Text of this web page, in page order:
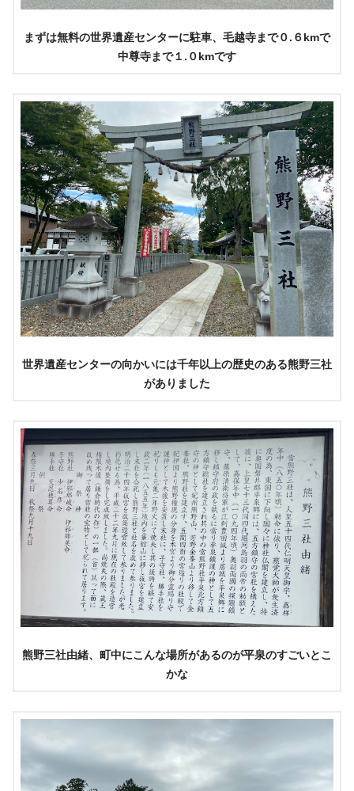
まずは無料の世界遺産センターに駐車、毛越寺まで０.６kmで
中尊寺まで１.０kmです
世界遺産センターの向かいには千年以上の歴史のある熊野三社
がありました
熊野三社由緒、町中にこんな場所があるのが平泉のすごいとこ
かな